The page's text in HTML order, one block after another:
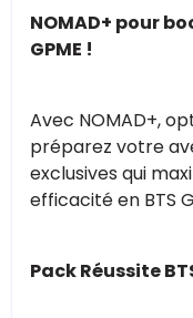
NOMAD+ pour
GPME !
Avec NOMAD+,
préparez votre
exclusives qui
efficacité en BTS
Pack Réussite